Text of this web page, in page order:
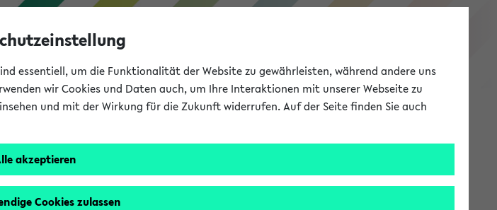
eKVV
essentiell, um die Funktionalität der Website zu gewährleisten, während andere uns
wir Cookies und Daten auch, um Ihre Interaktionen mit unserer Webseite zu
und mit der Wirkung für die Zukunft widerrufen. Auf der Seite finden Sie auch
akzeptieren
Cookies zulassen